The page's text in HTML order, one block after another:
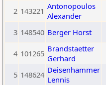
2 143221 Antonopoulos
Alexander
3 148540 Berger Horst
4 101265 Brandstaetter
Gerhard
5 148624 Deisenhammer
Lennis